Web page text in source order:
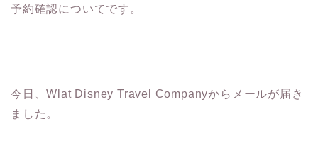
予約確認についてです。
今日、Wlat Disney Travel Companyからメールが届き
ました。